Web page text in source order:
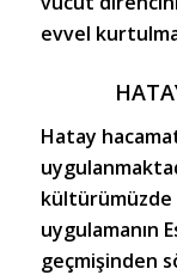
evvel
Hatay
kültürümüzde
uygulamanın
geçmişinden